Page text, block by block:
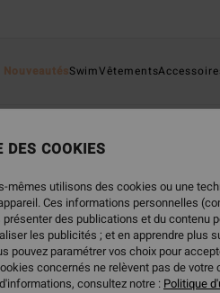
NouveautésSwimVêtements
COOKIES
mêmes utilisons des cookies ou une
Ces informations personnelles
des publications et du contenu
les publicités ; et en apprendre plus
pouvez paramétrer vos choix pour
concernés ne relèvent pas de
consultez notre : Politique